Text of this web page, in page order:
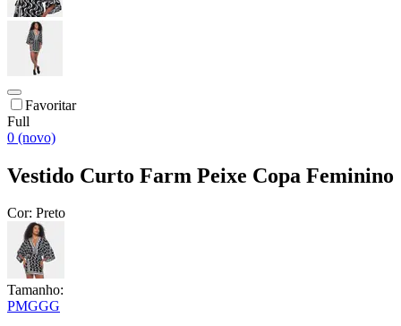
Favoritar
Full
0 (novo)
Vestido Curto Farm Peixe Copa Feminino
Cor: Preto
Tamanho:
PMGGG